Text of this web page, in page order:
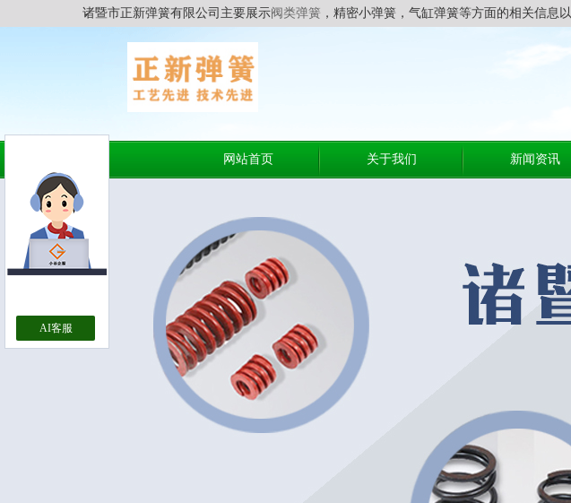
诸暨市正新弹簧有限公司主要展示阀类弹簧 ，精密小弹簧，气缸弹簧等方面的相关信息
网站首页 关于我们 新闻资讯
AI客服